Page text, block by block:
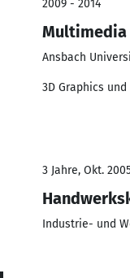
2009 - 2014
Ansbach
3D Graphics und
3 Jahre, Okt.
Industrie- und